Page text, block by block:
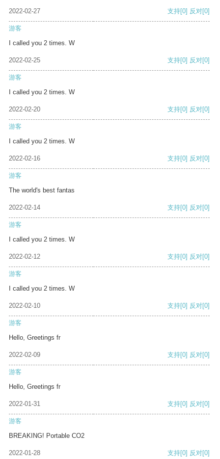
2022-02-27 支持[0] 反对[0]
游客
I called you 2 times. W
2022-02-25 支持[0] 反对[0]
游客
I called you 2 times. W
2022-02-20 支持[0] 反对[0]
游客
I called you 2 times. W
2022-02-16 支持[0] 反对[0]
游客
The world's best fantas
2022-02-14 支持[0] 反对[0]
游客
I called you 2 times. W
2022-02-12 支持[0] 反对[0]
游客
I called you 2 times. W
2022-02-10 支持[0] 反对[0]
游客
Hello, Greetings fr
2022-02-09 支持[0] 反对[0]
游客
Hello, Greetings fr
2022-01-31 支持[0] 反对[0]
游客
BREAKING! Portable CO2
2022-01-28 支持[0] 反对[0]